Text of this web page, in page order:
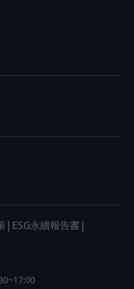
| ESG永續報告書 |